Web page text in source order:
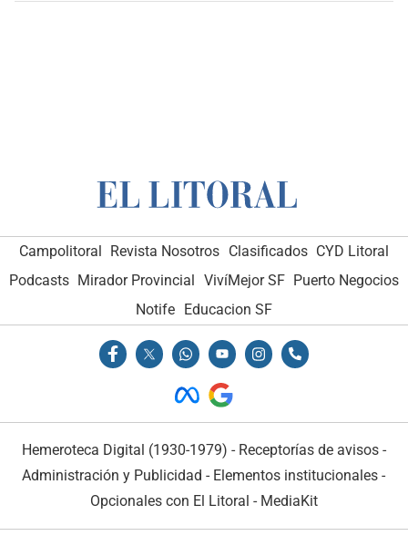
Campolitoral Revista Nosotros Clasificados CYD Litoral
Podcasts Mirador Provincial VivíMejor SF Puerto Negocios
Notife
Educacion SF
Hemeroteca Digital (1930-1979) - Receptorías de avisos -
Administración y Publicidad - Elementos institucionales -
Opcionales con El Litoral - MediaKit